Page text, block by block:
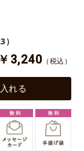
）
￥3,240 （税込）
れる